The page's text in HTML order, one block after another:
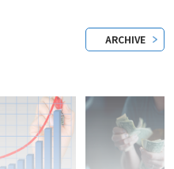
ARCHIVE